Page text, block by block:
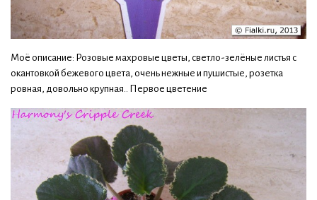
Моё описание: Розовые махровые цветы, светло-зелёные листья с
окантовкой бежевого цвета, очень нежные и пушистые, розетка
ровная, довольно крупная.. Первое цветение